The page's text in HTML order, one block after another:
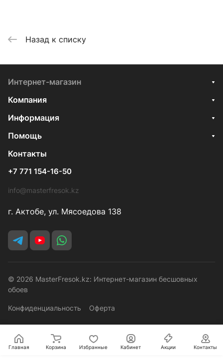
Назад к списку
Интернет-магазин
Компания
Информация
Помощь
Контакты
+7 771 154-16-50
info@masterfresok.kz
г. Актобе, ул. Мясоедова 138
© 2026 MasterFresok.kz: Интернет-магазин бесшовных
обоев
Конфиденциальность Оферта
Главная Корзина Избранные Кабинет Акции Контакты